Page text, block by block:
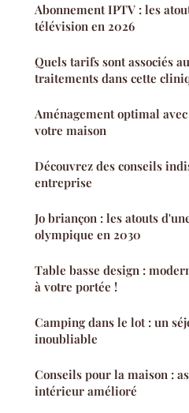
Abonnement IPTV : les
télévision en 2026
Quels tarifs sont associés
traitements dans cette
Aménagement optimal
votre maison
Découvrez des conseils
entreprise
Jo briançon : les atouts
olympique en 2030
Table basse design :
à votre portée !
Camping dans le lot : un
inoubliable
Conseils pour la maison :
intérieur amélioré